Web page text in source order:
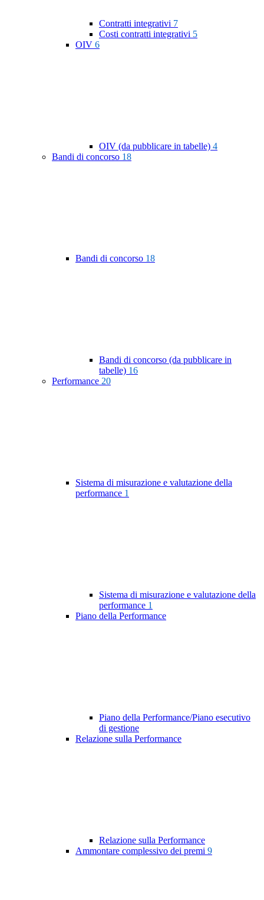
Contratti integrativi 7
Costi contratti integrativi 5
OIV 6
OIV (da pubblicare in tabelle) 4
Bandi di concorso 18
Bandi di concorso 18
Bandi di concorso (da pubblicare in
tabelle) 16
Performance 20
Sistema di misurazione e valutazione della
performance 1
Sistema di misurazione e valutazione della
performance 1
Piano della Performance
Piano della Performance/Piano esecutivo
di gestione
Relazione sulla Performance
Relazione sulla Performance
Ammontare complessivo dei premi 9